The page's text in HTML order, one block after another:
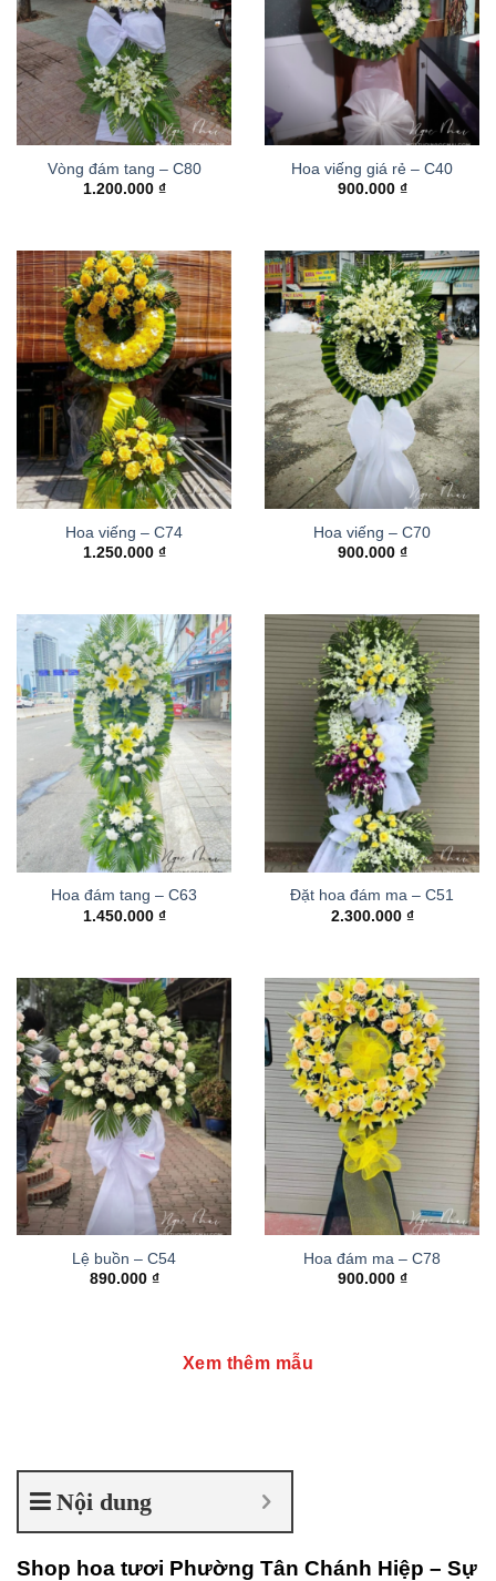
Vòng đám tang – C80
1.200.000 ₫
Hoa viếng giá rẻ – C40
900.000 ₫
Hoa viếng – C74
1.250.000 ₫
Hoa viếng – C70
900.000 ₫
Hoa đám tang – C63
1.450.000 ₫
Đặt hoa đám ma – C51
2.300.000 ₫
Lệ buồn – C54
890.000 ₫
Hoa đám ma – C78
900.000 ₫
Xem thêm mẫu
Nội dung
Shop hoa tươi Phường Tân Chánh Hiệp – Sự